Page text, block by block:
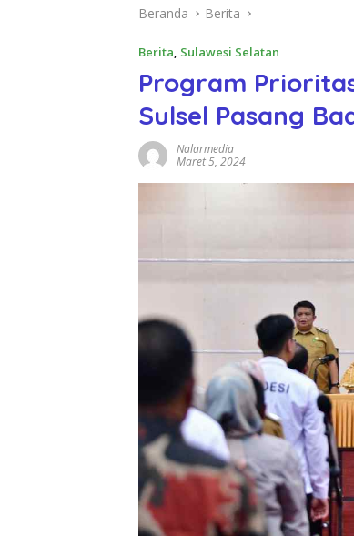
Beranda Berita
Berita, Sulawesi Selatan
Program
Sulsel Pasang
Nalarmedia
Maret 5, 2024